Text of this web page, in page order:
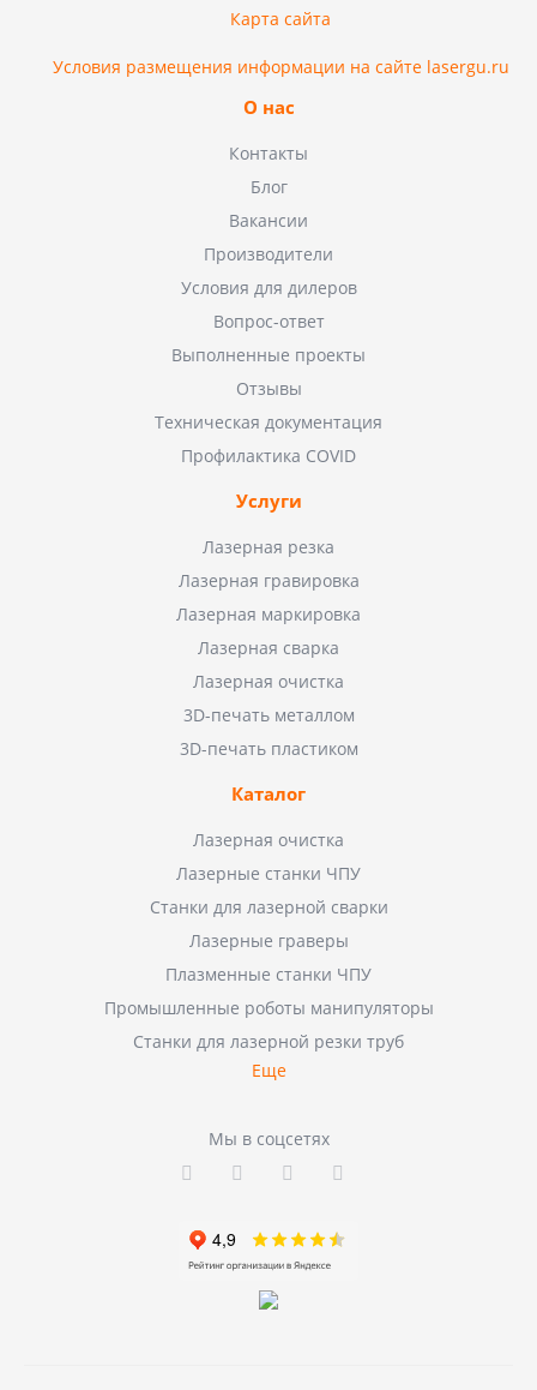
Карта сайта
Условия размещения информации на сайте lasergu.ru
О нас
Контакты
Блог
Вакансии
Производители
Условия для дилеров
Вопрос-ответ
Выполненные проекты
Отзывы
Техническая документация
Профилактика COVID
Услуги
Лазерная резка
Лазерная гравировка
Лазерная маркировка
Лазерная сварка
Лазерная очистка
3D-печать металлом
3D-печать пластиком
Каталог
Лазерная очистка
Лазерные станки ЧПУ
Станки для лазерной сварки
Лазерные граверы
Плазменные станки ЧПУ
Промышленные роботы манипуляторы
Станки для лазерной резки труб
Еще
Мы в соцсетях